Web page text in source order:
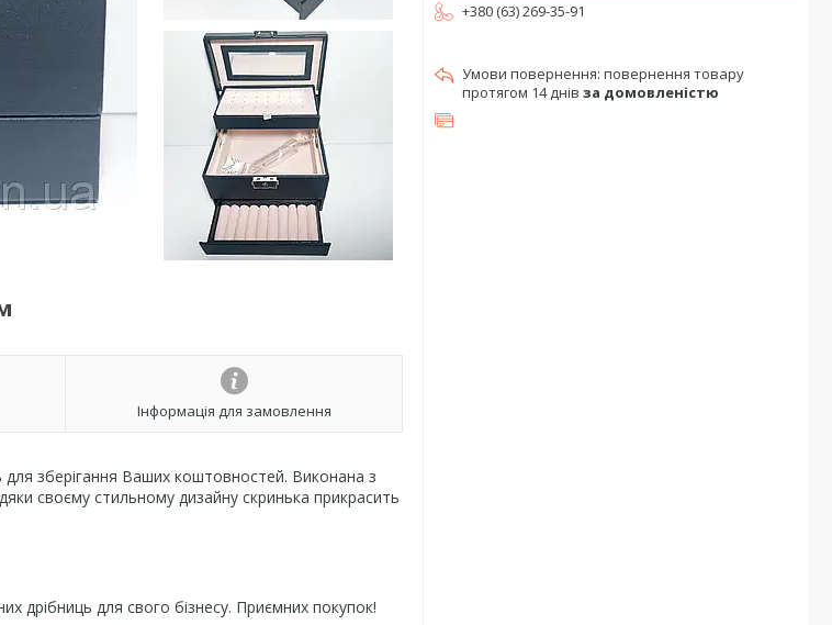
Інформація для замовлення
для зберігання Ваших коштовностей. Виконана з
своєму стильному дизайну скринька прикрасить
дрібниць для свого бізнесу. Приємних покупок!
+380 (63) 269-35-91
повернення товару
протягом 14 днів за домовленістю